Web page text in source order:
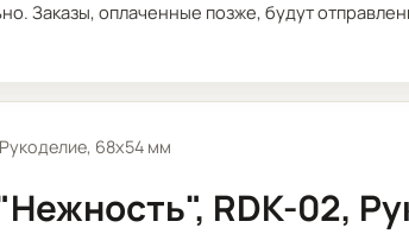
Заказы, оплаченные позже, будут
68х54 мм
RDK-02,